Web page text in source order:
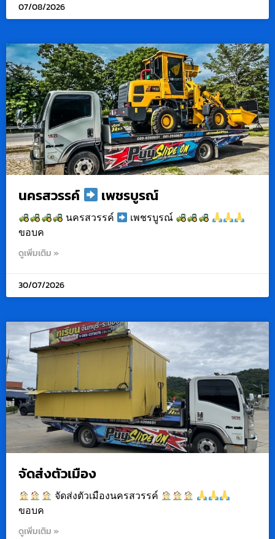
07/08/2026
นครสวรรค์ เพชรบูรณ์
นครสวรรค์
เพชรบูรณ์
ขอบค
ดูเพิ่มเติม »
30/07/2026
จัดส่งตัวเมือง
จัดส่งตัวเมืองนครสวรรค์
ขอบค
ดูเพิ่มเติม »